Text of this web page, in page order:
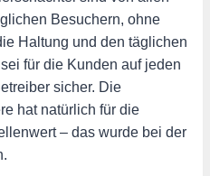
Besuchern, ohne
Haltung und den täglichen
für die Kunden auf jeden
sicher. Die
hat natürlich für die
– das wurde bei der